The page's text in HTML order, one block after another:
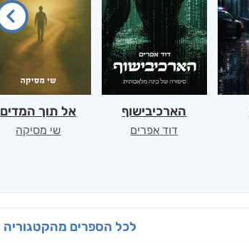
הארכיבישוף
דוד אפרים
אל תוך המדים
שי מסיקה
לכל הספרים מהקטגוריה